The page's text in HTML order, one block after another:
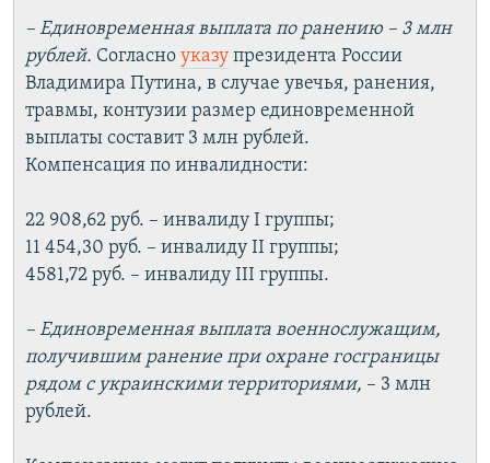
– Единовременная выплата по ранению – 3 млн
рублей. Согласно указу президента России
Владимира Путина, в случае увечья, ранения,
травмы, контузии размер единовременной
выплаты составит 3 млн рублей.
Компенсация по инвалидности:
22 908,62 руб. – инвалиду I группы;
11 454,30 руб. – инвалиду II группы;
4581,72 руб. – инвалиду III группы.
– Единовременная выплата военнослужащим,
получившим ранение при охране госграницы
рядом с украинскими территориями, – 3 млн
рублей.